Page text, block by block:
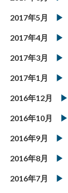
2017年5月
2017年4月
2017年3月
2017年1月
2016年12月
2016年10月
2016年9月
2016年8月
2016年7月